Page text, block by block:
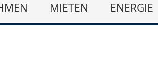
MIETEN ENERGIE